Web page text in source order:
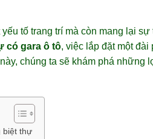
tố trang trí mà còn mang lại
có gara ô tô, việc lắp đặt một
chúng ta sẽ khám phá
biệt thự